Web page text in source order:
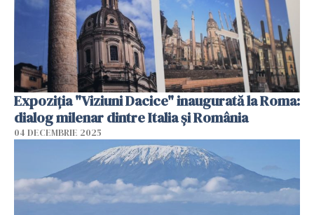
Expoziția "Viziuni Dacice" inaugurată la Roma:
dialog milenar dintre Italia și România
04 DECEMBRIE 2025